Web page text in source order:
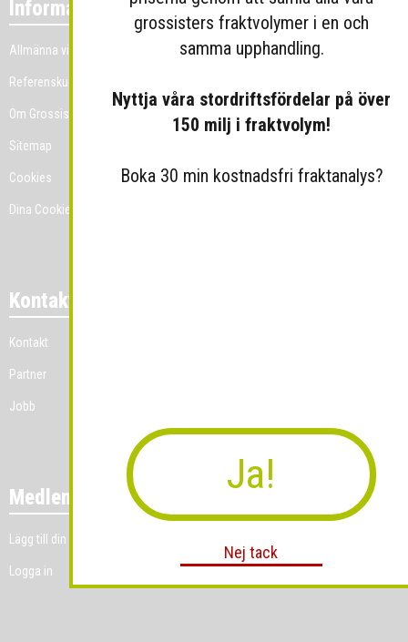
Information
Allmänna villkor
Referenskunder
Om Grossist.se
Sitemap
Cookies
Dina Cookie-prefenser
Kontakt
Kontakt
Partner
Jobb
Medlemmar
Lägg till din grossistverksamhet
Logga in
grossisters fraktvolymer i en och
samma upphandling.
Nyttja våra stordriftsfördelar på över
150 milj i fraktvolym!
Boka 30 min kostnadsfri fraktanalys?
Ja!
Nej tack